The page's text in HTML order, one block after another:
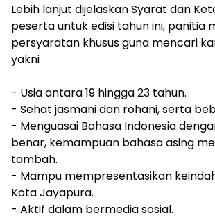
‎Lebih lanjut dijelaskan Syarat dan
peserta untuk edisi tahun ini, panitia
persyaratan khusus guna mencari
yakni
‎- Usia antara 19 hingga 23 tahun.
‎- Sehat jasmani dan rohani, serta
‎- Menguasai Bahasa Indonesia
benar, kemampuan bahasa asing
tambah.
‎- Mampu mempresentasikan
Kota Jayapura.
‎- Aktif dalam bermedia sosial.